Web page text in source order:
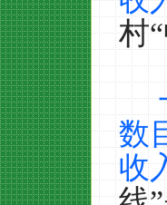
村
数
收